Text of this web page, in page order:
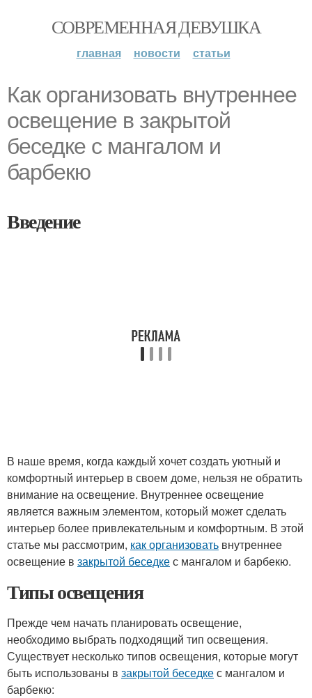
СОВРЕМЕННАЯ ДЕВУШКА
главная новости статьи
Как организовать внутреннее
освещение в закрытой
беседке с мангалом и
барбекю
Введение
В наше время, когда каждый хочет создать уютный и
комфортный интерьер в своем доме, нельзя не обратить
внимание на освещение. Внутреннее освещение
является важным элементом, который может сделать
интерьер более привлекательным и комфортным. В этой
статье мы рассмотрим, как организовать внутреннее
освещение в закрытой беседкес мангалом и барбекю.
Типы освещения
Прежде чем начать планировать освещение,
необходимо выбрать подходящий тип освещения.
Существует несколько типов освещения, которые могут
быть использованы в закрытой беседкес мангалом и
барбекю: